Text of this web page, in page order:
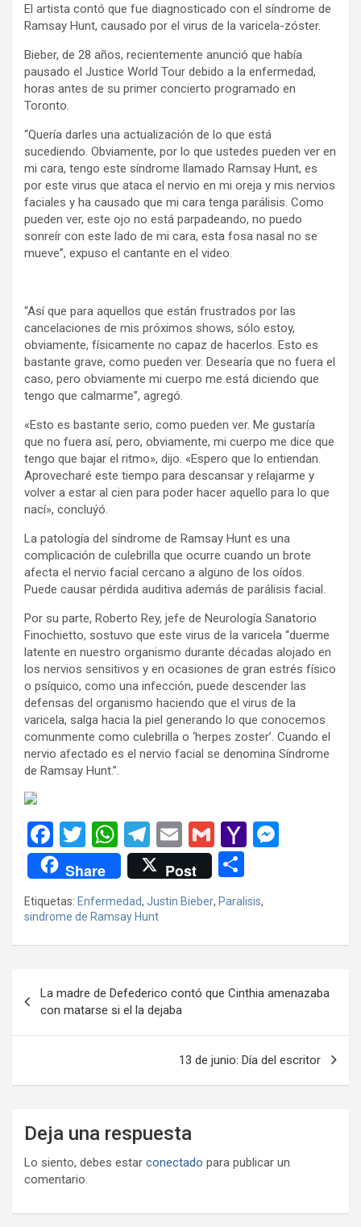
El artista contó que fue diagnosticado con el síndrome de
Ramsay Hunt, causado por el virus de la varicela-zóster.
Bieber, de 28 años, recientemente anunció que había
pausado el Justice World Tour debido a la enfermedad,
horas antes de su primer concierto programado en
Toronto.
“Quería darles una actualización de lo que está
sucediendo. Obviamente, por lo que ustedes pueden ver en
mi cara, tengo este síndrome llamado Ramsay Hunt, es
por este virus que ataca el nervio en mi oreja y mis nervios
faciales y ha causado que mi cara tenga parálisis. Como
pueden ver, este ojo no está parpadeando, no puedo
sonreír con este lado de mi cara, esta fosa nasal no se
mueve”, expuso el cantante en el video.
“Así que para aquellos que están frustrados por las
cancelaciones de mis próximos shows, sólo estoy,
obviamente, físicamente no capaz de hacerlos. Esto es
bastante grave, como pueden ver. Desearía que no fuera el
caso, pero obviamente mi cuerpo me está diciendo que
tengo que calmarme”, agregó.
«Esto es bastante serio, como pueden ver. Me gustaría
que no fuera así, pero, obviamente, mi cuerpo me dice que
tengo que bajar el ritmo», dijo. «Espero que lo entiendan.
Aprovecharé este tiempo para descansar y relajarme y
volver a estar al cien para poder hacer aquello para lo que
nací», concluýó.
La patología del síndrome de Ramsay Hunt es una
complicación de culebrilla que ocurre cuando un brote
afecta el nervio facial cercano a alguno de los oídos.
Puede causar pérdida auditiva además de parálisis facial.
Por su parte, Roberto Rey, jefe de Neurología Sanatorio
Finochietto, sostuvo que este virus de la varicela “duerme
latente en nuestro organismo durante décadas alojado en
los nervios sensitivos y en ocasiones de gran estrés físico
o psíquico, como una infección, puede descender las
defensas del organismo haciendo que el virus de la
varicela, salga hacia la piel generando lo que conocemos
comunmente como culebrilla o ‘herpes zoster’. Cuando el
nervio afectado es el nervio facial se denomina Síndrome
de Ramsay Hunt.”.
F
a
ce
b
o
k
T
wi
tt
er
W
h
at
s
A
p
T
el
e
gr
a
E
m
ail
G
m
ail
Y
o
o
ail
g
Share Post
o
m
p
tir
Etiquetas: Enfermedad, Justin Bieber, Paralisis,
sindrome de Ramsay Hunt
de
entradas
La madre de Defederico contó que Cinthia amenazaba
con matarse si el la dejaba
13 de junio: Día del escritor
Deja una respuesta
Lo siento, debes estar conectado para publicar un
comentario.